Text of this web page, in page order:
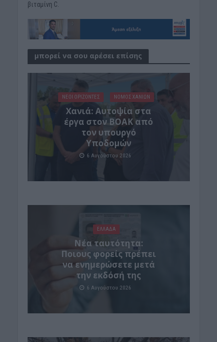
βιταμίνη C.
μπορεί να σου αρέσει επίσης
ΝΕΟΙ ΟΡΙΖΟΝΤΕΣ ΝΟΜΌΣ ΧΑΝΊΩΝ
Χανιά: Αυτοψία στα
έργα στον ΒΟΑΚ από
τον υπουργό
Υποδομών
6 Αυγούστου 2026
ΕΛΛΑΔΑ
Νέα ταυτότητα:
Ποιους φορείς πρέπει
να ενημερώσετε μετά
την εκδόσή της
6 Αυγούστου 2026